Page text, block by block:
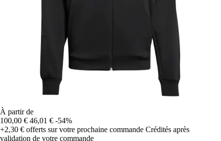
À partir de
100,00 € 46,01 € -54%
+2,30 € offerts sur votre prochaine commande Crédités après
validation de votre commande